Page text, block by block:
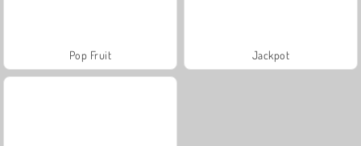
Pop Fruit Jackpot